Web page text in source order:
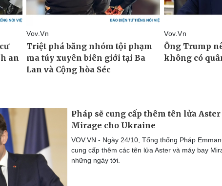
Pháp sẽ cung cấp thêm tên lửa
Mirage cho Ukraine
VOV.VN - Ngày 24/10, Tổng thống Pháp
cung cấp thêm các tên lửa Aster và máy bay
những ngày tới.